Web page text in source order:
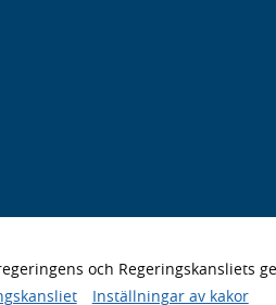
och Regeringskansliets
Inställningar av kakor